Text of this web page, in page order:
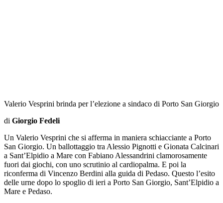
Valerio Vesprini brinda per l’elezione a sindaco di Porto San Giorgio
di Giorgio Fedeli
Un Valerio Vesprini che si afferma in maniera schiacciante a Porto
San Giorgio. Un ballottaggio tra Alessio Pignotti e Gionata Calcinari
a Sant’Elpidio a Mare con Fabiano Alessandrini clamorosamente
fuori dai giochi, con uno scrutinio al cardiopalma. E poi la
riconferma di Vincenzo Berdini alla guida di Pedaso. Questo l’esito
delle urne dopo lo spoglio di ieri a Porto San Giorgio, Sant’Elpidio a
Mare e Pedaso.